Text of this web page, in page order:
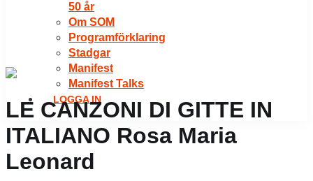
50 år
Om SOM
Programförklaring
Stadgar
Manifest
Manifest Talks
LOGGA IN
LE CANZONI DI GITTE IN
ITALIANO Rosa Maria
Leonard